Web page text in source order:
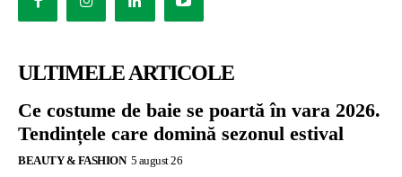
ULTIMELE ARTICOLE
Ce costume de baie se poartă în vara 2026.
Tendințele care domină sezonul estival
BEAUTY & FASHION 5 august 26